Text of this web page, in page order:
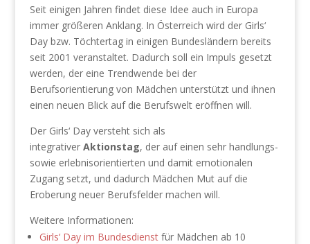
Seit einigen Jahren findet diese Idee auch in Europa
immer größeren Anklang. In Österreich wird der Girls‘
Day bzw. Töchtertag in einigen Bundesländern bereits
seit 2001 veranstaltet. Dadurch soll ein Impuls gesetzt
werden, der eine Trendwende bei der
Berufsorientierung von Mädchen unterstützt und ihnen
einen neuen Blick auf die Berufswelt eröffnen will.
Der Girls‘ Day versteht sich als
integrativer Aktionstag, der auf einen sehr handlungs-
sowie erlebnisorientierten und damit emotionalen
Zugang setzt, und dadurch Mädchen Mut auf die
Eroberung neuer Berufsfelder machen will.
Weitere Informationen:
Girls‘ Day im Bundesdienstfür Mädchen ab 10